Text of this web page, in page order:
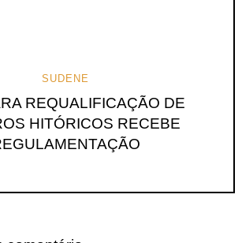
SUDENE
REQUALIFICAÇÃO DE
HITÓRICOS RECEBE